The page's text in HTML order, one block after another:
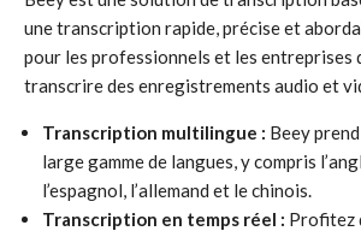
une transcription rapide, précise et
pour les professionnels et les entreprises
transcrire des enregistrements audio et
Transcription multilingue : Beey
large gamme de langues, y compris
l’espagnol, l’allemand et le chinois.
Transcription en temps réel : Profitez